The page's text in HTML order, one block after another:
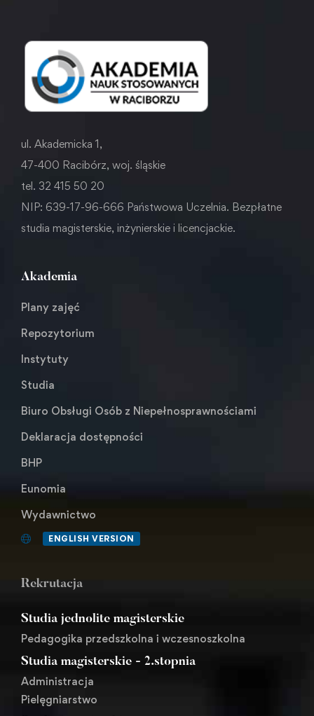
ul. Akademicka 1,
47-400 Racibórz, woj. śląskie
tel. 32 415 50 20
NIP: 639-17-96-666 Państwowa Uczelnia. Bezpłatne
studia magisterskie, inżynierskie i licencjackie.
Akademia
Plany zajęć
Repozytorium
Instytuty
Studia
Biuro Obsługi Osób z Niepełnosprawnościami
Deklaracja dostępności
BHP
Eunomia
Wydawnictwo
ENGLISH VERSION
Rekrutacja
Studia jednolite magisterskie
Pedagogika przedszkolna i wczesnoszkolna
Studia magisterskie - 2.stopnia
Administracja
Pielęgniarstwo